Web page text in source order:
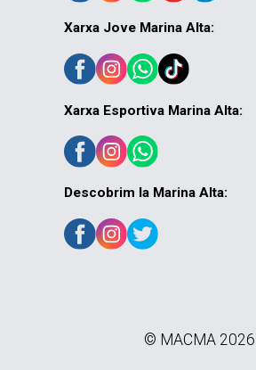
Xarxa Jove Marina Alta:
Xarxa Esportiva Marina Alta:
Descobrim la Marina Alta:
© MACMA 2026